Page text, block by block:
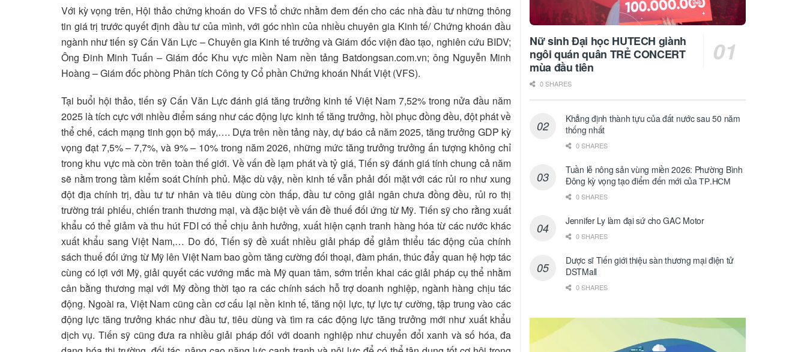
Với kỳ vọng trên, Hội thảo chứng khoán do VFS tổ chức nhằm đem đến cho các nhà đầu tư những thông
tin giá trị trước quyết định đầu tư của mình, với góc nhìn của nhiều chuyên gia Kinh tế/ Chứng khoán đầu
ngành như tiến sỹ Cấn Văn Lực – Chuyên gia Kinh tế trưởng và Giám đốc viện đào tạo, nghiên cứu BIDV;
Ông Đinh Minh Tuấn – Giám đốc Khu vực miền Nam nền tảng Batdongsan.com.vn; ông Nguyễn Minh
Hoàng – Giám đốc phòng Phân tích Công ty Cổ phần Chứng khoán Nhất Việt (VFS).
Tại buổi hội thảo, tiến sỹ Cấn Văn Lực đánh giá tăng trưởng kinh tế Việt Nam 7,52% trong nửa đầu năm
2025 là tích cực với nhiều điểm sáng như các động lực kinh tế tăng trưởng, hồi phục đồng đều, đột phát về
thể chế, cách mạng tinh gọn bộ máy,…. Dựa trên nền tảng này, dự báo cả năm 2025, tăng trưởng GDP kỳ
vọng đạt 7,5% – 7,7%, và 9% – 10% trong năm 2026, những mức tăng trưởng trưởng ấn tượng không chỉ
trong khu vực mà còn trên toàn thế giới. Về vấn đề lạm phát và tỷ giá, Tiến sỹ đánh giá tính chung cả năm
sẽ nằm trong tầm kiểm soát Chính phủ. Mặc dù vậy, nền kinh tế vẫn phải đối mặt với các rủi ro như xung
đột địa chính trị, đầu tư tư nhân và tiêu dùng còn thấp, đầu tư công giải ngân chưa đồng đều, rủi ro thị
trường trái phiếu, chiến tranh thương mại, và đặc biệt về vấn đề thuế đối ứng từ Mỹ. Tiến sỹ cho rằng xuất
khẩu có thể giảm và thu hút FDI có thể chịu ảnh hưởng, xuất hiện cạnh tranh hàng hóa từ các nước khác
xuất khẩu sang Việt Nam,… Do đó, Tiến sỹ đề xuất nhiều giải pháp để giảm thiểu tác động của chính
sách thuế đối ứng từ Mỹ lên Việt Nam bao gồm tăng cường đối thoại, đàm phán, thúc đẩy quan hệ hợp tác
cùng có lợi với Mỹ, giải quyết các vướng mắc mà Mỹ quan tâm, sớm triển khai các giải pháp cụ thể nhằm
cân bằng thương mại với Mỹ đồng thời tạo ra các chính sách hỗ trợ doanh nghiệp, ngành hàng chịu tác
động. Ngoài ra, Việt Nam cũng cần cơ cấu lại nền kinh tế, tăng nội lực, tự lực tự cường, tập trung vào các
động lực tăng trưởng khác như đầu tư, tiêu dùng và tìm ra các động lực tăng trưởng mới như xuất khẩu
dịch vụ. Tiến sỹ cũng đưa ra nhiều giải pháp đối với doanh nghiệp như chuyển đổi xanh và số hóa, đa
Nữ sinh Đại học HUTECH giành
ngôi quán quân TRẺ CONCERT
mùa đầu tiên
0 SHARES
Khẳng định thành tựu của đất nước sau 50 năm
thống nhất
0 SHARES
Tuần lễ nông sản vùng miền 2026: Phường Bình
Đông kỳ vọng tạo điểm đến mới của ТР.НСМ
0 SHARES
Jennifer Ly làm đại sứ cho GAC Motor
0 SHARES
Dược sĩ Tiến giới thiệu sàn thương mại điện tử
DSTMall
0 SHARES